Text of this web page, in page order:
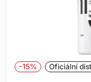
účesem. Ať už
odvážný,
dokonalého
-15% Oficiální